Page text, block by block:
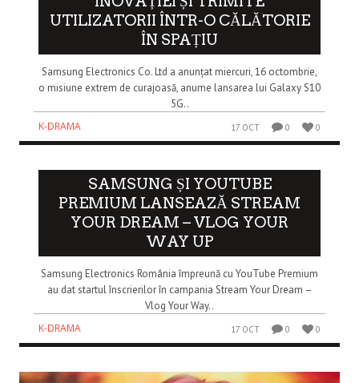
UTILIZATORII ÎNTR-O CĂLĂTORIE
ÎN SPAȚIU
Samsung Electronics Co. Ltd a anunțat miercuri, 16 octombrie,
o misiune extrem de curajoasă, anume lansarea lui Galaxy S10
5G..
K-DRAMA
17 OCT 0 0
SAMSUNG ȘI YOUTUBE
PREMIUM LANSEAZĂ STREAM
YOUR DREAM – VLOG YOUR
WAY UP
Samsung Electronics România împreună cu YouTube Premium
au dat startul înscrierilor în campania Stream Your Dream –
Vlog Your Way..
K-DRAMA
17 OCT 0 0